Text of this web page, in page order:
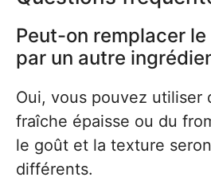
Peut-on remplacer
par un autre
Oui, vous pouvez utiliser
fraîche épaisse ou du
le goût et la texture
différents.